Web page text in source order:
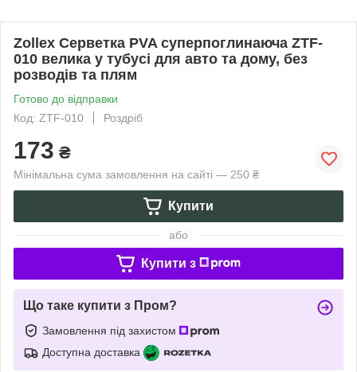
Zollex Серветка PVA суперпоглинаюча ZTF-
010 велика у тубусі для авто та дому, без
розводів та плям
Готово до відправки
Код: ZTF-010
Роздріб
173 ₴
Мінімальна сума замовлення на сайті — 250 ₴
Купити
або
Купити з
Що таке купити з Пром?
Замовлення під захистом
Доступна доставка